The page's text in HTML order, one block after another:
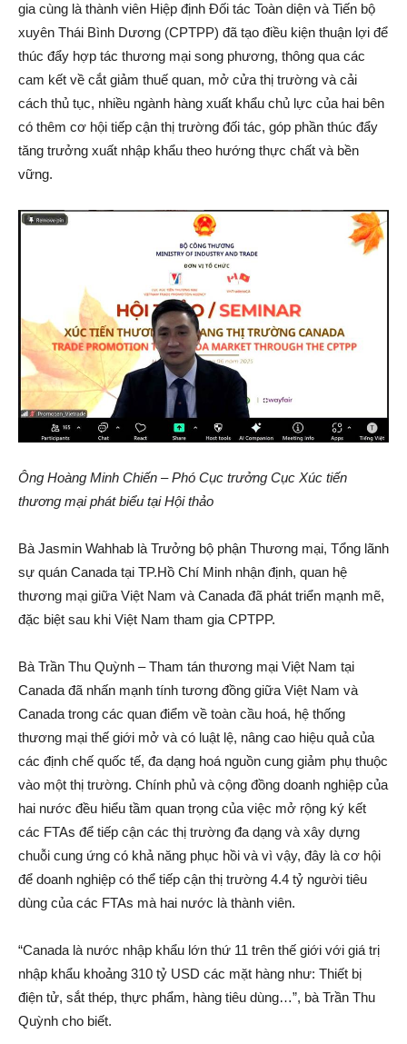
gia cùng là thành viên Hiệp định Đối tác Toàn diện và Tiến bộ
xuyên Thái Bình Dương (CPTPP) đã tạo điều kiện thuận lợi để
thúc đẩy hợp tác thương mại song phương, thông qua các
cam kết về cắt giảm thuế quan, mở cửa thị trường và cải
cách thủ tục, nhiều ngành hàng xuất khẩu chủ lực của hai bên
có thêm cơ hội tiếp cận thị trường đối tác, góp phần thúc đẩy
tăng trưởng xuất nhập khẩu theo hướng thực chất và bền
vững.
Ông Hoàng Minh Chiến – Phó Cục trưởng Cục Xúc tiến
thương mại phát biểu tại Hội thảo
Bà Jasmin Wahhab là Trưởng bộ phận Thương mại, Tổng lãnh
sự quán Canada tại TP.Hồ Chí Minh nhận định, quan hệ
thương mại giữa Việt Nam và Canada đã phát triển mạnh mẽ,
đặc biệt sau khi Việt Nam tham gia CPTPP.
Bà Trần Thu Quỳnh – Tham tán thương mại Việt Nam tại
Canada đã nhấn mạnh tính tương đồng giữa Việt Nam và
Canada trong các quan điểm về toàn cầu hoá, hệ thống
thương mại thế giới mở và có luật lệ, nâng cao hiệu quả của
các định chế quốc tế, đa dạng hoá nguồn cung giảm phụ thuộc
vào một thị trường. Chính phủ và cộng đồng doanh nghiệp của
hai nước đều hiểu tầm quan trọng của việc mở rộng ký kết
các FTAs để tiếp cận các thị trường đa dạng và xây dựng
chuỗi cung ứng có khả năng phục hồi và vì vậy, đây là cơ hội
để doanh nghiệp có thể tiếp cận thị trường 4.4 tỷ người tiêu
dùng của các FTAs mà hai nước là thành viên.
“Canada là nước nhập khẩu lớn thứ 11 trên thế giới với giá trị
nhập khẩu khoảng 310 tỷ USD các mặt hàng như: Thiết bị
điện tử, sắt thép, thực phẩm, hàng tiêu dùng…”, bà Trần Thu
Quỳnh cho biết.